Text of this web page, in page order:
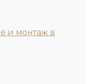
и монтаж в